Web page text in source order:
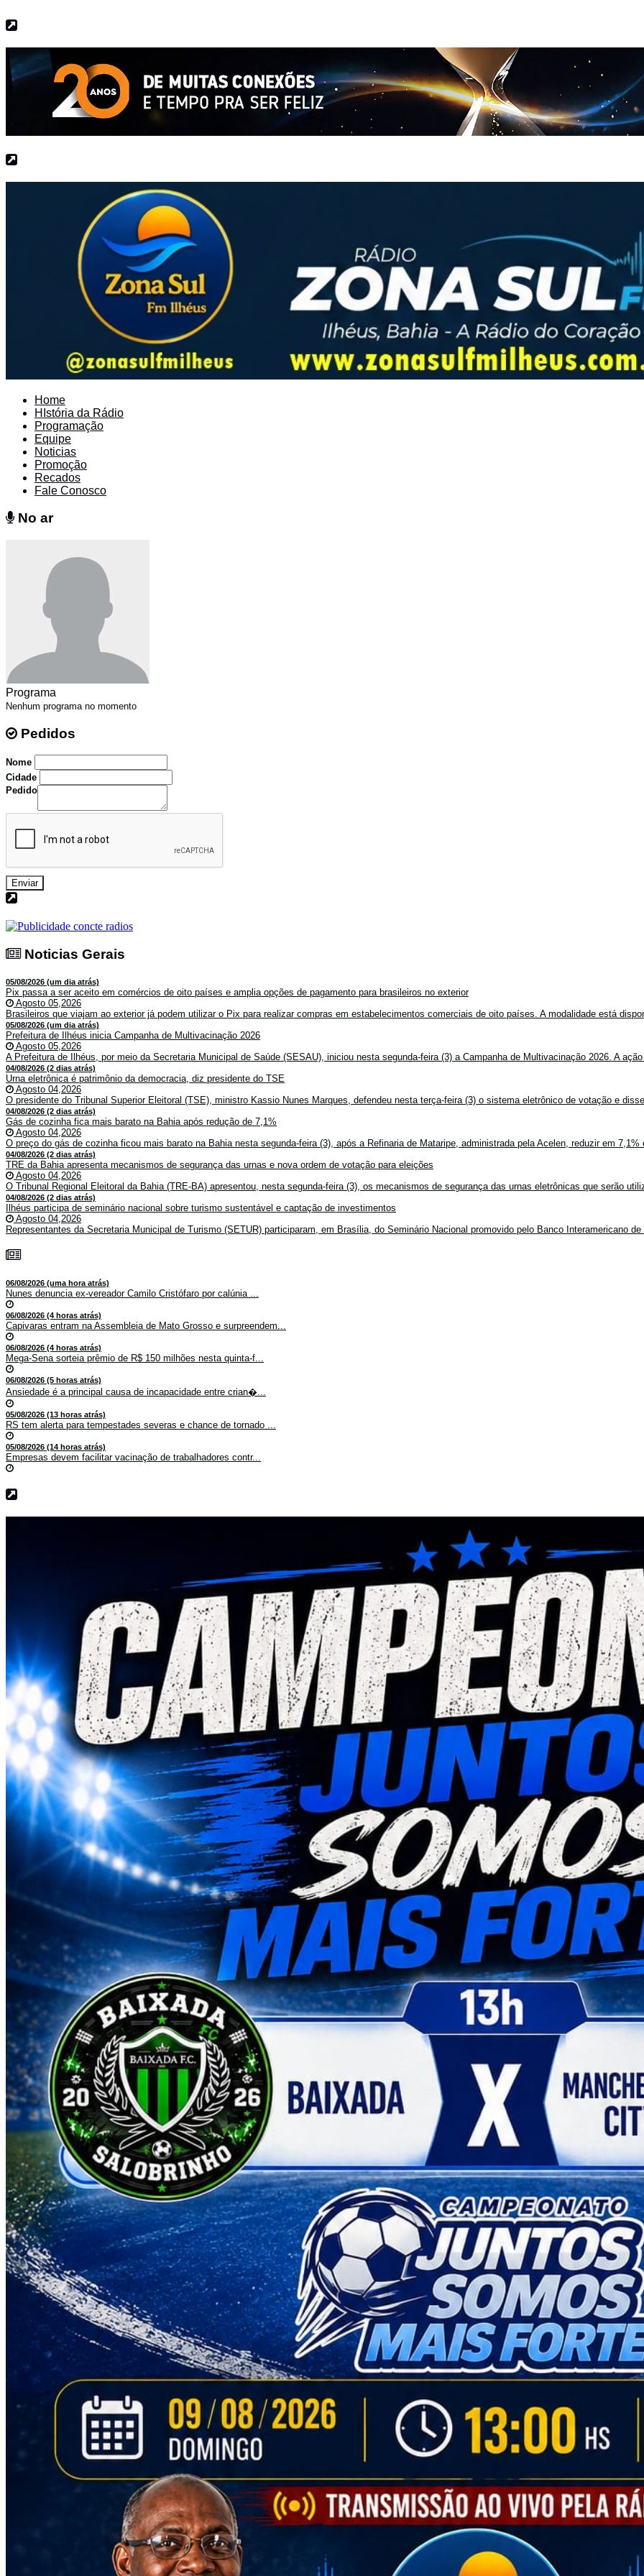
Home
HIstória da Rádio
Programação
Equipe
Noticias
Promoção
Recados
Fale Conosco
No ar
Programa
Nenhum programa no momento
Pedidos
Nome
Cidade
Pedido
Enviar
Noticias Gerais
05/08/2026 (um dia atrás)
Pix passa a ser aceito em comércios de oito países e amplia opções de pagamento para brasileiros no exterior
Agosto 05,2026
Brasileiros que viajam ao exterior já podem utilizar o Pix para realizar compras em estabelecimentos comerciais de oito países. A modalidade está
05/08/2026 (um dia atrás)
Prefeitura de Ilhéus inicia Campanha de Multivacinação 2026
Agosto 05,2026
A Prefeitura de Ilhéus, por meio da Secretaria Municipal de Saúde (SESAU), iniciou nesta segunda-feira (3) a Campanha de Multivacinação 2026. A
04/08/2026 (2 dias atrás)
Urna eletrônica é patrimônio da democracia, diz presidente do TSE
Agosto 04,2026
O presidente do Tribunal Superior Eleitoral (TSE), ministro Kassio Nunes Marques, defendeu nesta terça-feira (3) o sistema eletrônico de votação e disse
04/08/2026 (2 dias atrás)
Gás de cozinha fica mais barato na Bahia após redução de 7,1%
Agosto 04,2026
O preço do gás de cozinha ficou mais barato na Bahia nesta segunda-feira (3), após a Refinaria de Mataripe, administrada pela Acelen, reduzir em 7,1%
04/08/2026 (2 dias atrás)
TRE da Bahia apresenta mecanismos de segurança das urnas e nova ordem de votação para eleições
Agosto 04,2026
O Tribunal Regional Eleitoral da Bahia (TRE-BA) apresentou, nesta segunda-feira (3), os mecanismos de segurança das urnas eletrônicas que serão
04/08/2026 (2 dias atrás)
Ilhéus participa de seminário nacional sobre turismo sustentável e captação de investimentos
Agosto 04,2026
Representantes da Secretaria Municipal de Turismo (SETUR) participaram, em Brasília, do Seminário Nacional promovido pelo Banco Interamericano
06/08/2026 (uma hora atrás)
Nunes denuncia ex-vereador Camilo Cristófaro por calúnia ...
06/08/2026 (4 horas atrás)
Capivaras entram na Assembleia de Mato Grosso e surpreendem...
06/08/2026 (4 horas atrás)
Mega-Sena sorteia prêmio de R$ 150 milhões nesta quinta-f...
06/08/2026 (5 horas atrás)
Ansiedade é a principal causa de incapacidade entre crian�...
05/08/2026 (13 horas atrás)
RS tem alerta para tempestades severas e chance de tornado ...
05/08/2026 (14 horas atrás)
Empresas devem facilitar vacinação de trabalhadores contr...